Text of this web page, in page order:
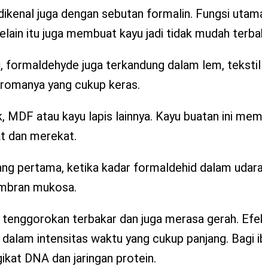
juga dengan sebutan formalin. Fungsi
itu juga membuat kayu jadi tidak mudah
formaldehyde juga terkandung dalam lem,
yang cukup keras.
MDF atau kayu lapis lainnya. Kayu buatan ini
dan merekat.
pertama, ketika kadar formaldehid dalam
mukosa.
terbakar dan juga merasa gerah.
intensitas waktu yang cukup panjang. Bagi
DNA dan jaringan protein.